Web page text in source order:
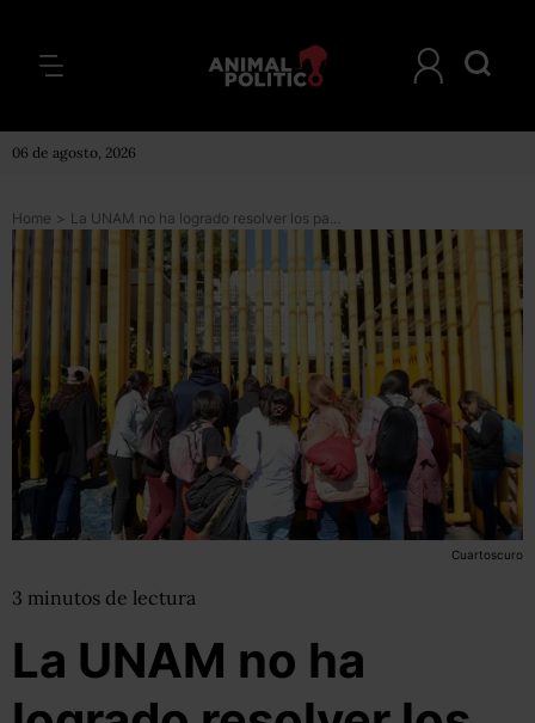
06 de agosto, 2026
Home > La UNAM no ha logrado resolver los paros en 3 planteles que reclaman por acoso contra alumnas
Cuartoscuro
3 minutos de lectura
La UNAM no ha